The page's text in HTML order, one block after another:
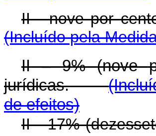
II - nove por
(Incluído pela
II – 9% (nove
jurídicas.
de efeitos)
II - 17%